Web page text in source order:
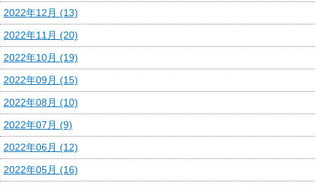
2022年12月 (13)
2022年11月 (20)
2022年10月 (19)
2022年09月 (15)
2022年08月 (10)
2022年07月 (9)
2022年06月 (12)
2022年05月 (16)